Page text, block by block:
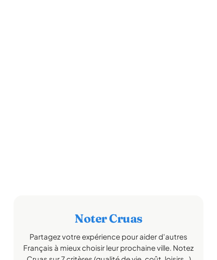
Noter Cruas
Partagez votre expérience pour aider d'autres
Français à mieux choisir leur prochaine ville. Notez